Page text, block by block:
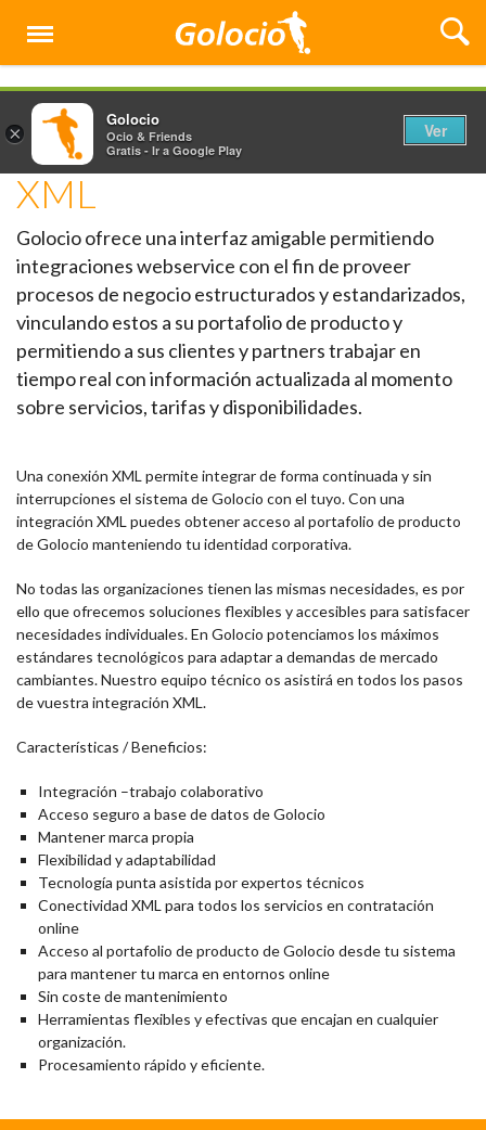
Menú
XML
Golocio ofrece una interfaz amigable permitiendo
integraciones webservice con el fin de proveer
procesos de negocio estructurados y estandarizados,
vinculando estos a su portafolio de producto y
permitiendo a sus clientes y partners trabajar en
tiempo real con información actualizada al momento
sobre servicios, tarifas y disponibilidades.
Una conexión XML permite integrar de forma continuada y sin
interrupciones el sistema de Golocio con el tuyo. Con una
integración XML puedes obtener acceso al portafolio de producto
de Golocio manteniendo tu identidad corporativa.
No todas las organizaciones tienen las mismas necesidades, es por
ello que ofrecemos soluciones flexibles y accesibles para satisfacer
necesidades individuales. En Golocio potenciamos los máximos
estándares tecnológicos para adaptar a demandas de mercado
cambiantes. Nuestro equipo técnico os asistirá en todos los pasos
de vuestra integración XML.
Características / Beneficios:
Integración –trabajo colaborativo
Acceso seguro a base de datos de Golocio
Mantener marca propia
Flexibilidad y adaptabilidad
Tecnología punta asistida por expertos técnicos
Conectividad XML para todos los servicios en contratación
online
Acceso al portafolio de producto de Golocio desde tu sistema
para mantener tu marca en entornos online
Sin coste de mantenimiento
Herramientas flexibles y efectivas que encajan en cualquier
organización.
Procesamiento rápido y eficiente.
×
Golocio
Ocio & Friends
Gratis - Ir a Google Play
Ver